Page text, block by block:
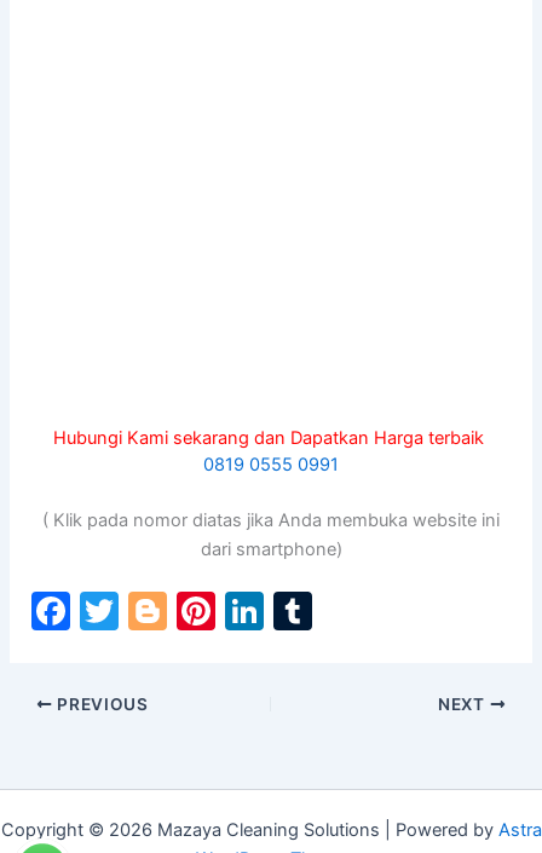
Hubungi Kami sekarang dan Dapatkan Harga terbaik
0819 0555 0991
( Klik pada nomor diatas jika Anda membuka website ini
dari smartphone)
F
c
o
o
T
itt
er
Bl Pi Li
n
PREVIOUS NEXT
Copyright © 2026 Mazaya Cleaning Solutions | Powered by Astra